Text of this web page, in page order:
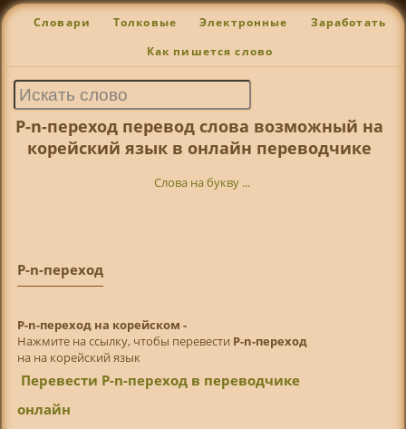
Словари Толковые Электронные Заработать
Как пишется слово
Р-n-переход перевод слова возможный на
корейский язык в онлайн переводчике
Слова на букву ...
Р-n-переход
Р-n-переход на корейском -
Нажмите на ссылку, чтобы перевести Р-n-переход
на на корейский язык
Перевести Р-n-переход в переводчике
онлайн